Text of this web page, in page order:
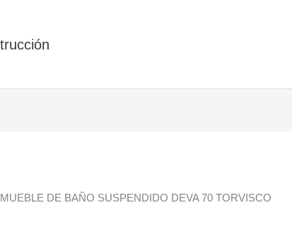
MUEBLE DE BAÑO SUSPENDIDO DEVA 70 TORVISCO